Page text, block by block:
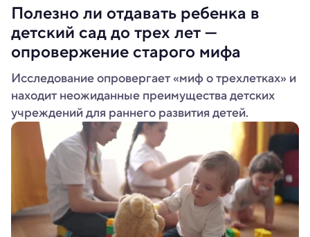
Полезно ли отдавать ребенка в
детский сад до трех лет —
опровержение старого мифа
Исследование опровергает «миф о трехлетках» и
находит неожиданные преимущества детских
учреждений для раннего развития детей.